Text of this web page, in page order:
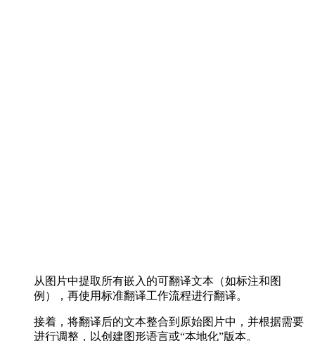
从图片中提取所有嵌入的可翻译文本（如标注和图
例），再使用标准翻译工作流程进行翻译。
接着，将翻译后的文本整合到原始图片中，并根据需要
进行调整，以创建图形语言或“本地化”版本。